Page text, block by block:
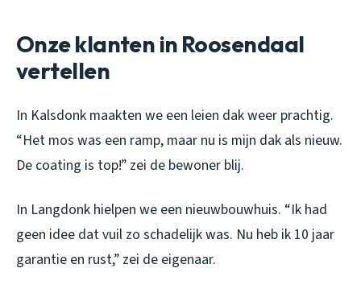
Onze klanten in Roosendaal
vertellen
In Kalsdonk maakten we een leien dak weer prachtig.
“Het mos was een ramp, maar nu is mijn dak als nieuw.
De coating is top!” zei de bewoner blij.
In Langdonk hielpen we een nieuwbouwhuis. “Ik had
geen idee dat vuil zo schadelijk was. Nu heb ik 10 jaar
garantie en rust,” zei de eigenaar.